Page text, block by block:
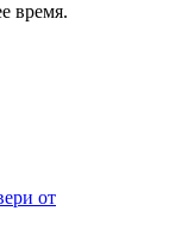
время.
от